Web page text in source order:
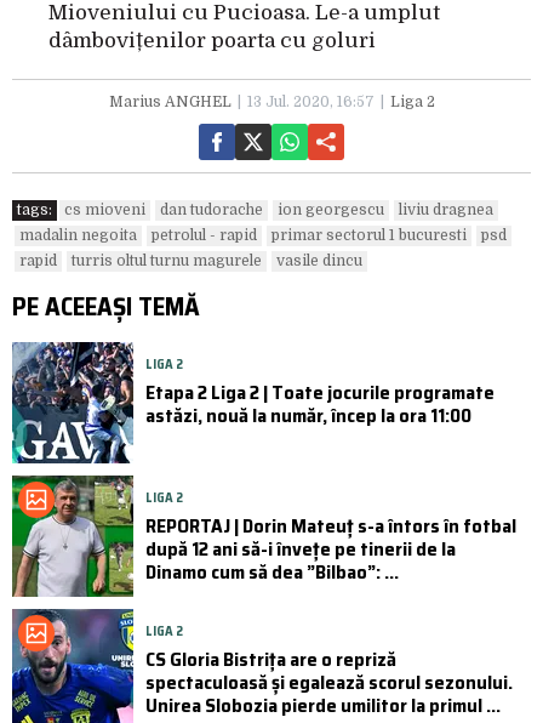
Mioveniului cu Pucioasa. Le-a umplut
dâmbovițenilor poarta cu goluri
Marius ANGHEL 13 Jul. 2020, 16:57 Liga 2
tags: cs mioveni dan tudorache ion georgescu
liviu dragnea
madalin negoita
petrolul - rapid primar sectorul 1 bucuresti
psd
rapid
turris oltul turnu magurele vasile dincu
PE ACEEAȘI TEMĂ
LIGA 2
Etapa 2 Liga 2 | Toate jocurile programate
astăzi, nouă la număr, încep la ora 11:00
LIGA 2
REPORTAJ | Dorin Mateuț s-a întors în fotbal
după 12 ani să-i învețe pe tinerii de la
Dinamo cum să dea ”Bilbao”: ...
LIGA 2
CS Gloria Bistrița are o repriză
spectaculoasă și egalează scorul sezonului.
Unirea Slobozia pierde umilitor la primul ...